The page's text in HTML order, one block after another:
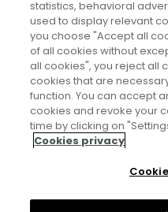
Política
statistics, behavioral
used to display relevant
you choose "Accept all
of all cookies without
all cookies", you reject all
cookies that are
function. You can accept
cookies and revoke your
time by clicking on
Cookies privacy